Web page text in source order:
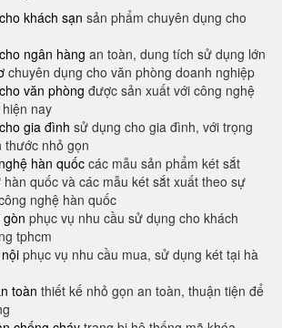
khách sạn sản phẩm chuyên dụng cho
ngân hàng an toàn, dung tích sử dụng lớn
chuyên dụng cho văn phòng doanh nghiệp
văn phòng được sản xuất với công nghệ
nay
gia đình sử dụng cho gia đình, với trọng
thước nhỏ gọn
hàn quốc các mẫu sản phẩm két sắt
quốc và các mẫu két sắt xuất theo sự
nghệ hàn quốc
phục vụ nhu cầu sử dụng cho khách
tphcm
phục vụ nhu cầu mua, sử dụng két tại hà
toàn thiết kế nhỏ gọn an toàn, thuận tiện để